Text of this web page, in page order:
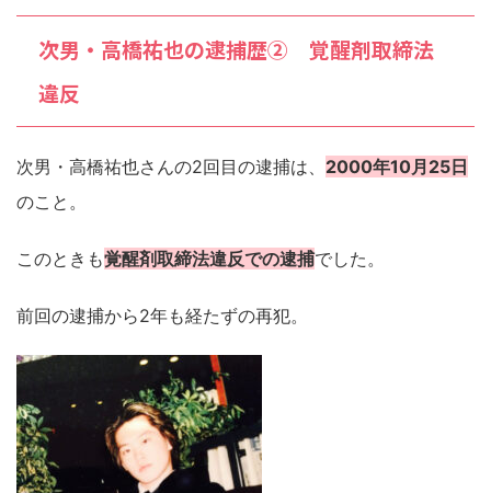
次男・高橋祐也の逮捕歴② 覚醒剤取締法
違反
次男・高橋祐也さんの2回目の逮捕は、 2000年10月25日
のこと。
このときも覚醒剤取締法違反での逮捕でした。
前回の逮捕から2年も経たずの再犯。